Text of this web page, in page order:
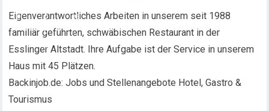
Eigenverantwortliches Arbeiten in unserem seit 1988
familiär geführten, schwäbischen Restaurant in der
Esslinger Altstadt. Ihre Aufgabe ist der Service in unserem
Haus mit 45 Plätzen.
Backinjob.de: Jobs und Stellenangebote Hotel, Gastro &
Tourismus